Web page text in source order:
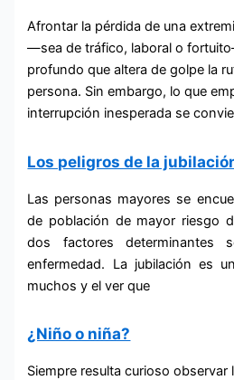
Afrontar la pérdida de una
—sea de tráfico, laboral o
profundo que altera de golpe la
persona. Sin embargo, lo que
interrupción inesperada se
Los peligros de la
Las personas mayores se
de población de mayor riesgo
dos factores
enfermedad. La jubilación es
muchos y el ver que
¿Niño o niña?
Siempre resulta curioso observar